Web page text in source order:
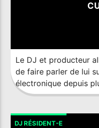
a décrit comme de l’«
Le DJ et producteur
de faire parler de lui
électronique depuis
attire de plus en
de haut niveau sur
DJ RÉSIDENT-E